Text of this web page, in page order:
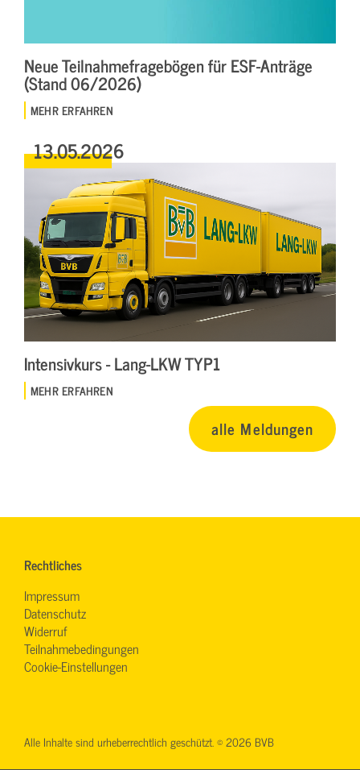
Neue Teilnahmefragebögen für ESF-Anträge
(Stand 06/2026)
MEHR ERFAHREN
13.05.2026
Intensivkurs - Lang-LKW TYP1
MEHR ERFAHREN
alle Meldungen
Rechtliches
Impressum
Datenschutz
Widerruf
Teilnahmebedingungen
Cookie-Einstellungen
Alle Inhalte sind urheberrechtlich geschützt. © 2026 BVB